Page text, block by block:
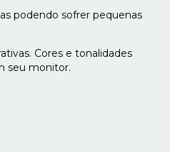
podendo sofrer pequenas
Cores e tonalidades
seu monitor.